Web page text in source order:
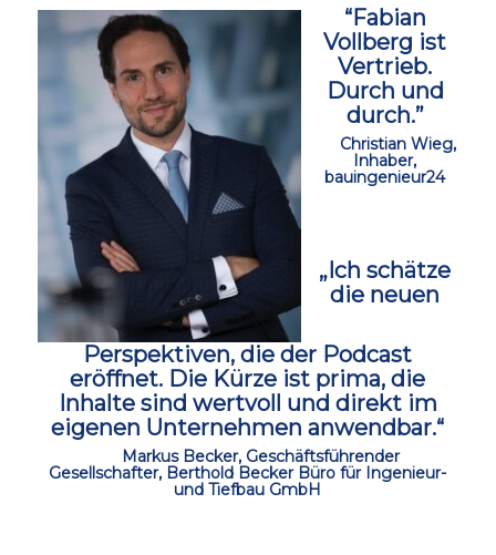
“Fabian
Vollberg ist
Vertrieb.
Durch und
durch.”
Christian Wieg,
Inhaber,
bauingenieur24
„Ich schätze
die neuen
Perspektiven, die der Podcast
eröffnet. Die Kürze ist prima, die
Inhalte sind wertvoll und direkt im
eigenen Unternehmen anwendbar.“
Markus Becker, Geschäftsführender
Gesellschafter, Berthold Becker Büro für Ingenieur-
und Tiefbau GmbH